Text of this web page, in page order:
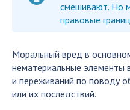
смешивают. Но
правовые
Моральный вред в
нематериальные элементы
и переживаний по поводу
или их последствий.